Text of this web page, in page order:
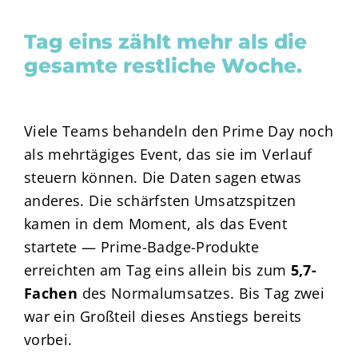
Tag eins zählt mehr als die
gesamte restliche Woche.
Viele Teams behandeln den Prime Day noch
als mehrtägiges Event, das sie im Verlauf
steuern können. Die Daten sagen etwas
anderes. Die schärfsten Umsatzspitzen
kamen in dem Moment, als das Event
startete — Prime-Badge-Produkte
erreichten am Tag eins allein bis zum 5,7-
Fachen des Normalumsatzes. Bis Tag zwei
war ein Großteil dieses Anstiegs bereits
vorbei.